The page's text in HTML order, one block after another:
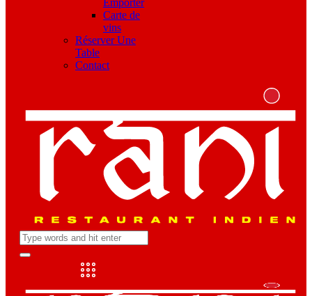
Emporter
Carte de
vins
Réserver Une
Table
Contact